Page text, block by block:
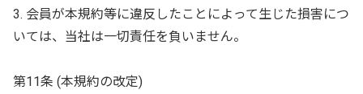
3. 会員が本規約等に違反したことによって生じた損害につ
いては、当社は一切責任を負いません。
第11条 (本規約の改定)